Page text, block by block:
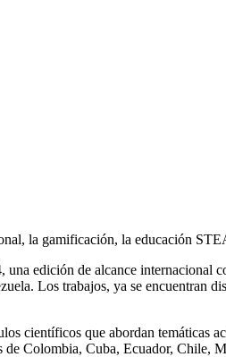
la gamificación, la educación
edición de alcance
Los trabajos, ya se encuentran
científicos que abordan temáticas
Colombia, Cuba, Ecuador, Chile,